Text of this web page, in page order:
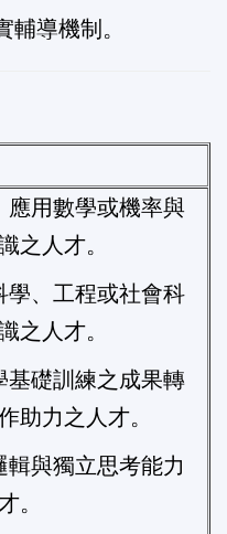
輔導機制。
應用數學或機率與
之人才。
學、工程或社會科
之人才。
基礎訓練之成果轉
助力之人才。
與獨立思考能力
。